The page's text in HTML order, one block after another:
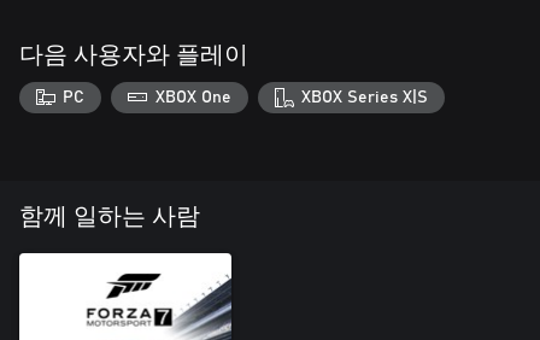
다음 사용자와 플레이
PC XBOX One XBOX Series X|S
함께 일하는 사람